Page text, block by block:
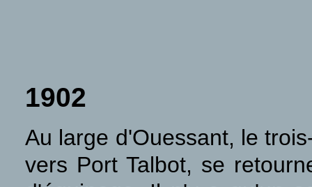
1902
Au large d'Ouessant, le
vers Port Talbot, se